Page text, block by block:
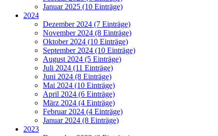
Januar 2025 (10 Einträge)
2024
Dezember 2024 (7 Einträge)
November 2024 (8 Einträge)
Oktober 2024 (10 Einträge)
September 2024 (10 Einträge)
August 2024 (5 Einträge)
Juli 2024 (11 Einträge)
Juni 2024 (8 Einträge)
Mai 2024 (10 Einträge)
April 2024 (6 Einträge)
März 2024 (4 Einträge)
Februar 2024 (4 Einträge)
Januar 2024 (8 Einträge)
2023